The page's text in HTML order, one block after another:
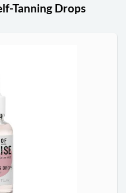
Tanning Drops